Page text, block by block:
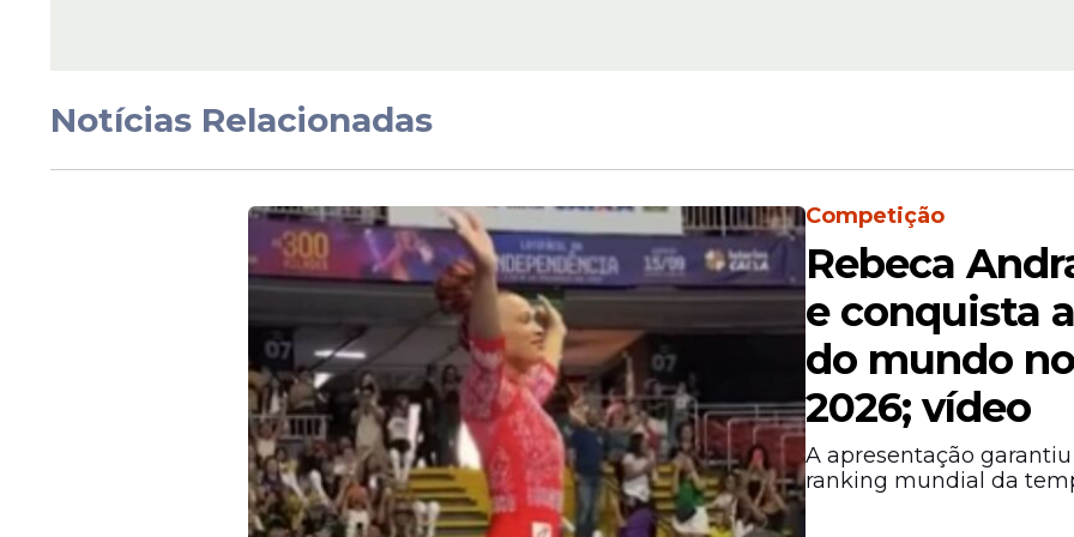
Veja Também
OnlyFans
sob o comando de Radvinsky evidenciam a dimensão de sua
2024, o empresário recebeu US$ 701 milhões em dividendos, com média diária de US$
em rendimentos recentes.
Notícias Relacionadas
Competição
Rebeca
e conquista
do mundo
2026; vídeo
A apresentação
ranking mundial da